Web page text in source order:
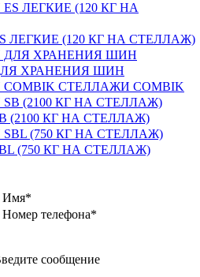
ЛЕГКИЕ (120 КГ НА СТЕЛЛАЖ)
ХРАНЕНИЯ ШИН
СТЕЛЛАЖИ COMBIK
(2100 КГ НА СТЕЛЛАЖ)
(750 КГ НА СТЕЛЛАЖ)
Имя*
Номер телефона*
сообщение